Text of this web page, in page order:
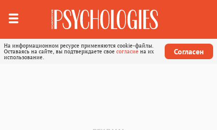
На информационном ресурсе применяются cookie-файлы.
Оставаясь на сайте, вы подтверждаете свое согласие на их
использование.
Согласен